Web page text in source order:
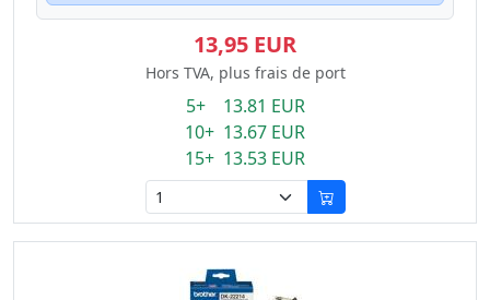
13,95 EUR
Hors TVA, plus frais de port
5+ 13.81 EUR
10+ 13.67 EUR
15+ 13.53 EUR